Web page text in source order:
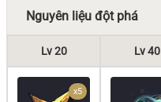
Nguyên liệu đột phá
Lv 20 Lv 40
x5